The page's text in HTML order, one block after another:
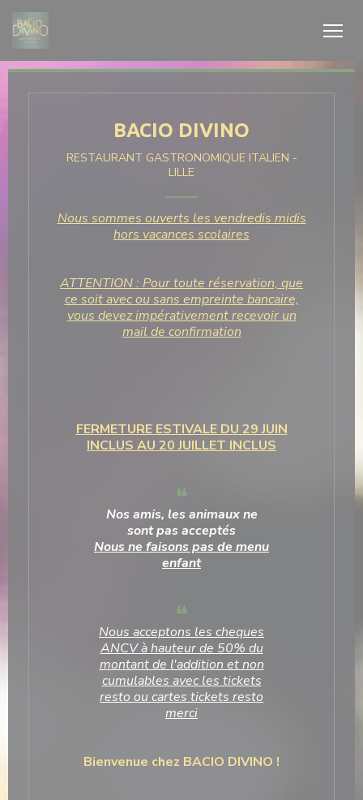
Personnalisation de vos choix en matière de cookies
BACIO DIVINO
RESTAURANT GASTRONOMIQUE ITALIEN -
LILLE
Nous sommes ouverts les vendredis midis
hors vacances scolaires
ATTENTION : Pour toute réservation, que
ce soit avec ou sans empreinte bancaire,
vous devez impérativement recevoir un
mail de confirmation
FERMETURE ESTIVALE DU 29 JUIN
INCLUS AU 20 JUILLET INCLUS
Nos amis, les animaux ne
sont pas acceptés
Nous ne faisons pas de menu
enfant
Nous acceptons les cheques
ANCV à hauteur de 50% du
montant de l'addition et non
cumulables avec les tickets
resto ou cartes tickets resto
merci
Bienvenue chez BACIO DIVINO !